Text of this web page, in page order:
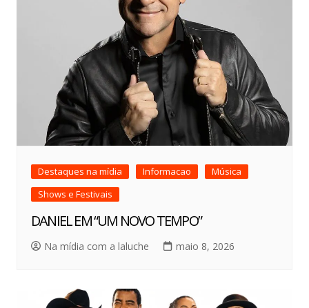
Destaques na mídia Informacao
Música
Shows e Festivais
DANIEL EM “UM NOVO TEMPO”
Na mídia com a laluche maio 8, 2026